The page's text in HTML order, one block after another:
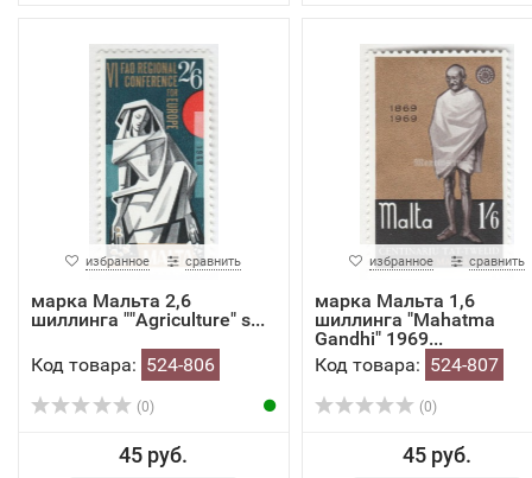
избранное сравнить
марка Мальта 2,6
шиллинга ""Agriculture" s...
Код товара: 524-806
(0)
45 руб.
избранное сравнить
марка Мальта 1,6
шиллинга "Mahatma
Gandhi" 1969...
Код товара: 524-807
(0)
45 руб.